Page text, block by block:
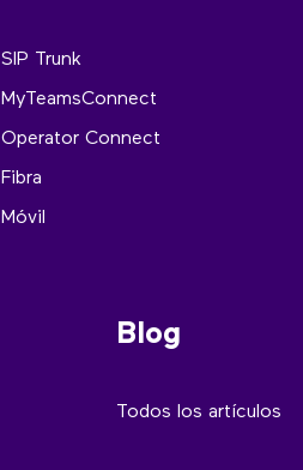
SIP Trunk
MyTeamsConnect
Operator Connect
Fibra
Móvil
Blog
Todos los artículos